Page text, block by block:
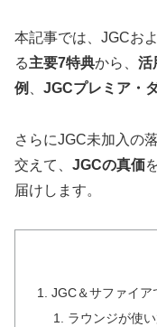
本記事では、JGCお
る主要7特典から、 活
例
JGCプレミア・
さらにJGC未加入の
交えて、 JGCの真価
届けします。
JGC＆サファイ
ラウンジが使